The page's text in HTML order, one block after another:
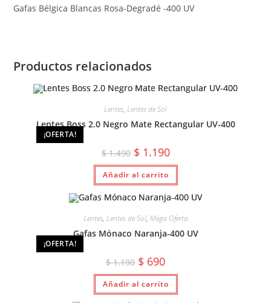
Gafas Bélgica Blancas Rosa-Degradé -400 UV
Productos relacionados
¡OFERTA!
Lentes, Lentes de Sol
Lentes Boss 2.0 Negro Mate Rectangular UV-400
$1.490 El
precio
original
era:
$ 1.490.
$ 1.190El
precio
actual
$ 1.190.
Añadir al carrito
¡OFERTA!
Lentes, Lentes de Sol, Mega Oferta
Gafas Mónaco Naranja-400 UV
$1.190 El
precio
original
era:
$ 1.190.
$ 690El
actual
es:
$ 690.
Añadir al carrito